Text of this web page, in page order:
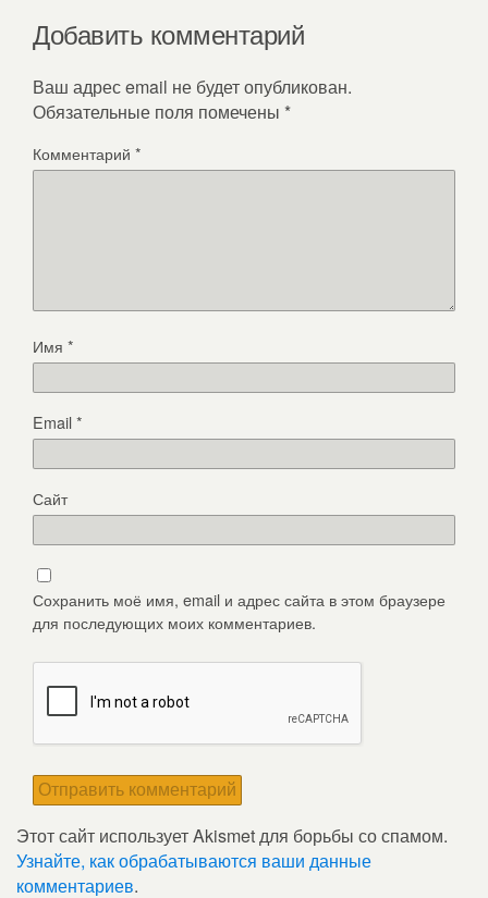
Добавить комментарий
Ваш адрес email не будет опубликован.
Обязательные поля помечены *
Комментарий *
Имя *
Email*
Сайт
Сохранить моё имя, email и адрес сайта в этом браузере
для последующих моих комментариев.
Этот сайт использует Akismet для борьбы со спамом.
Узнайте, как обрабатываются ваши данные
комментариев.